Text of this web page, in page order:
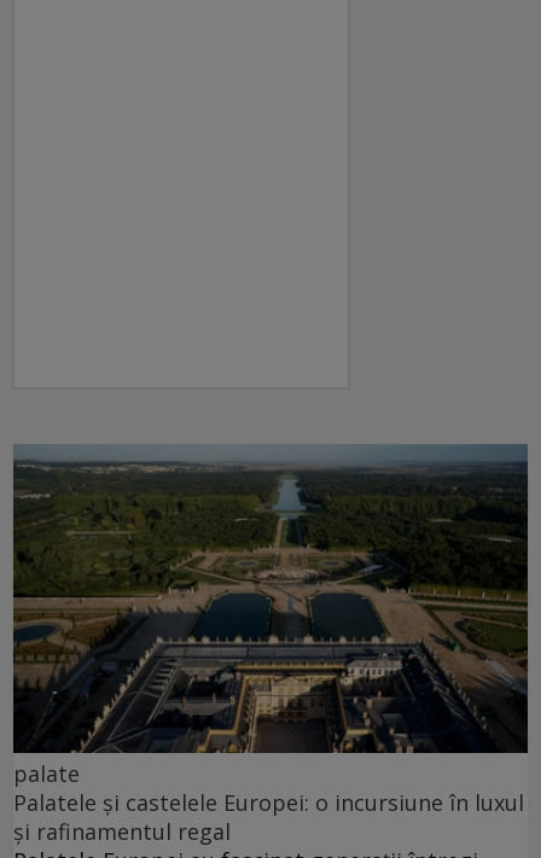
palate
Palatele și castelele Europei: o incursiune în luxul
și rafinamentul regal